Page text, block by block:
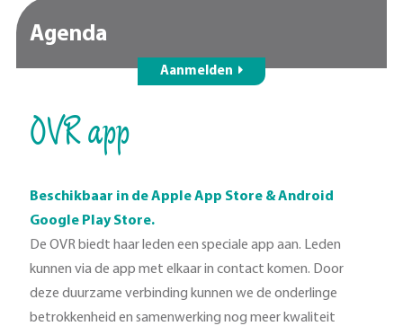
Agenda
Aanmelden
OVR app
Beschikbaar in de Apple App Store & Android
Google Play Store.
De OVR biedt haar leden een speciale app aan. Leden
kunnen via de app met elkaar in contact komen. Door
deze duurzame verbinding kunnen we de onderlinge
betrokkenheid en samenwerking nog meer kwaliteit